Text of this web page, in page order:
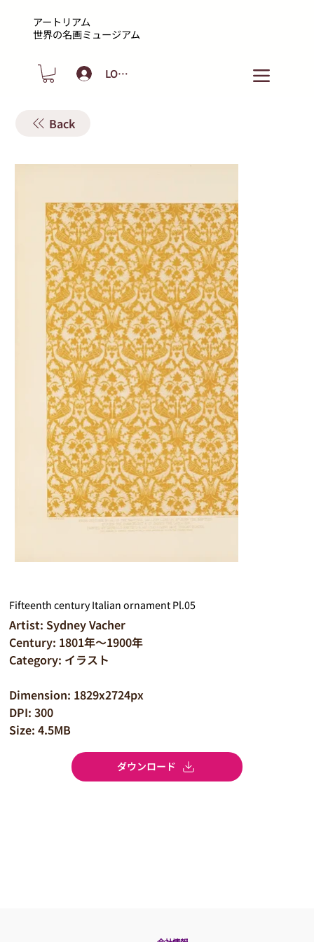
アートリアム
​世界の名画ミュージアム
LOGIN
Back
Fifteenth century Italian ornament Pl.05
Artist: Sydney Vacher
Century: 1801年～1900年
Category: イラスト
Dimension: 1829x2724px
DPI: 300
Size: 4.5MB
ダウンロード